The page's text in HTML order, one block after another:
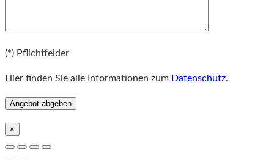
(*) Pflichtfelder
Hier finden Sie alle Informationen zum Datenschutz.
×